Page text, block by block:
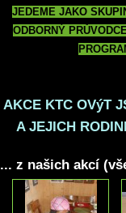
JEDEME JAKO
ODBORNÝ
AKCE KTC OVýT
A JEJICH
... z našich akcí